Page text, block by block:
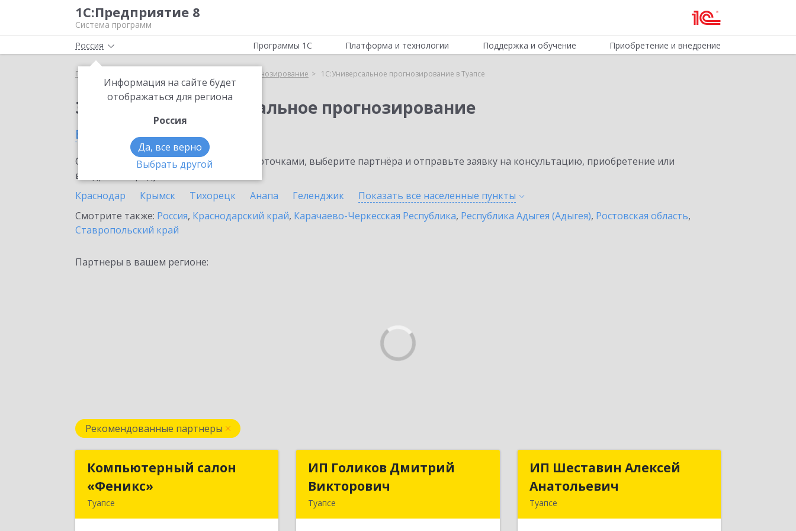
1С:Предприятие 8
Система программ
Россия
Информация на сайте будет
отображаться для региона
Россия
Да, все верно
Выбрать другой
Программы 1С Платформа и технологии Поддержка и обучение Приобретение и внедрение
Главная 1С:Универсальное прогнозирование 1С:Универсальное прогнозирование в Туапсе
Заказать 1С:Универсальное прогнозирование
в Туапсе
Ознакомьтесь с информационными карточками, выберите партнёра и отправьте заявку на консультацию, приобретение или
внедрение продукта.
Краснодар
Крымск Тихорецк Анапа Геленджик Показать все населенные пункты
Смотрите также: Россия, Краснодарский край, Карачаево-Черкесская Республика, Республика Адыгея (Адыгея), Ростовская область,
Ставропольский край
Партнеры в вашем регионе:
Рекомендованные партнеры
Компьютерный салон
«Феникс»
Туапсе
Компьютерный салон
ИП Голиков Дмитрий
Викторович
Туапсе
ИП Голиков Дмитрий
ИП Шеставин Алексей
Анатольевич
Туапсе
ИП Шеставин Алексей